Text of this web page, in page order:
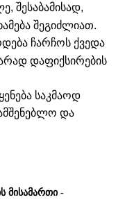
შესაბამისად,
შეგიძლიათ.
ჩარჩოს ქვედა
დაფიქსირების
საკმაოდ
და
მისამართი -